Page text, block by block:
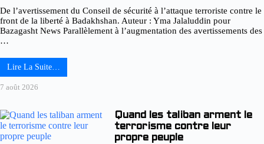
De l’avertissement du Conseil de sécurité à l’attaque terroriste contre le
front de la liberté à Badakhshan. Auteur : Yma Jalaluddin pour
Bazagasht News Parallèlement à l’augmentation des avertissements des
…
Lire La Suite…
7 août 2026
Quand les taliban arment le
terrorisme contre leur
propre peuple